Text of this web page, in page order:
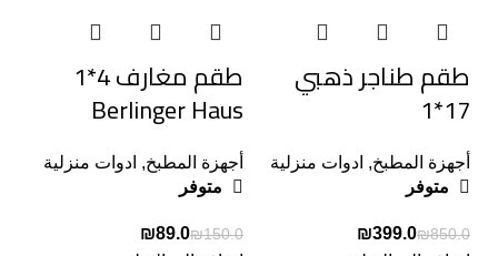
طقم طناجر ذهبي
17*1
أجهزة المطبخ, ادوات منزلية
متوفر
₪850.0
₪399.0
طقم مغارف 4*1
Berlinger Haus
أجهزة المطبخ, ادوات منزلية
متوفر
₪150.0
₪89.0